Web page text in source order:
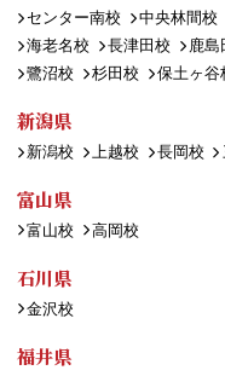
センター南校
中央林間校
海老名校
長津田校 鹿島
鷺沼校
杉田校 保土ヶ谷
新潟県
新潟校 上越校 長岡校
富山県
富山校 高岡校
石川県
金沢校
福井県